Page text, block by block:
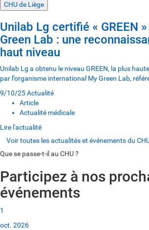
CHU de Liège
Unilab Lg certifié « GREEN
Green Lab : une
haut niveau
Unilab Lg a obtenu le niveau GREEN, la plus
par l’organisme international My Green Lab,
9/10/25Actualité
Article
Actualité médicale
Lire l'actualité
Voir toutes les actualités et événements du
Que se passe-t-il au CHU ?
Participez à nos
événements
1
oct. 2026